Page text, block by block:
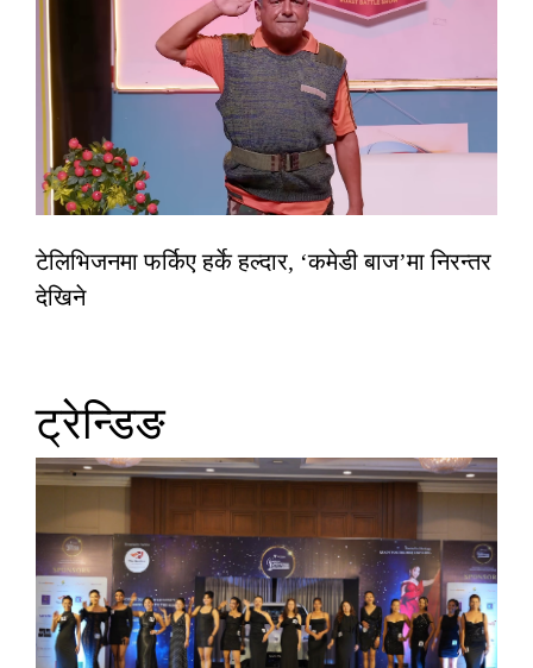
टेलिभिजनमा फर्किए हर्के हल्दार, ‘कमेडी बाज’मा निरन्तर
देखिने
ट्रेन्डिङ